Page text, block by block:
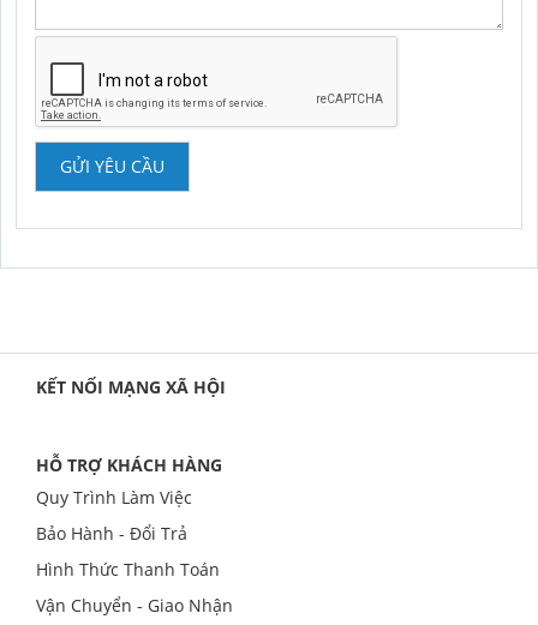
GỬI YÊU CẦU
KẾT NỐI MẠNG XÃ HỘI
HỖ TRỢ KHÁCH HÀNG
Quy Trình Làm Việc
Bảo Hành - Đổi Trả
Hình Thức Thanh Toán
Vận Chuyển - Giao Nhận